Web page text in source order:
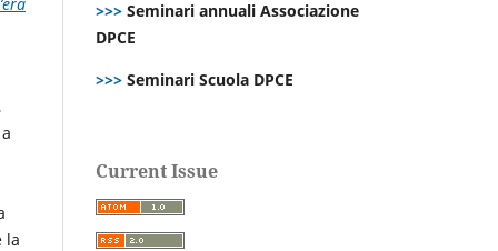
la
>>> Seminari annuali Associazione
DPCE
>>> Seminari Scuola DPCE
Current Issue